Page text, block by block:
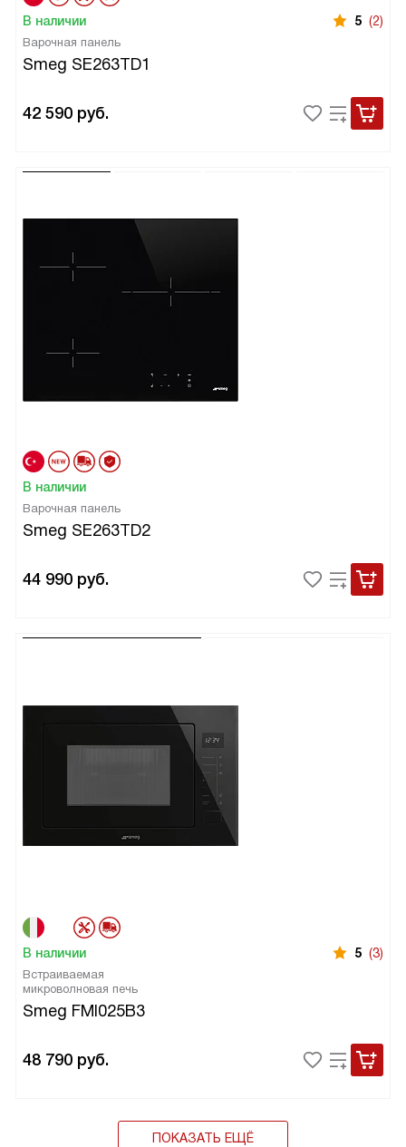
В наличии 5 (2)
Варочная панель
Smeg SE263TD1
42 590 руб.
В наличии
Варочная панель
Smeg SE263TD2
44 990 руб.
В наличии 5 (3)
Встраиваемая
микроволновая печь
Smeg FMI025B3
48 790 руб.
ПОКАЗАТЬ ЕЩЁ